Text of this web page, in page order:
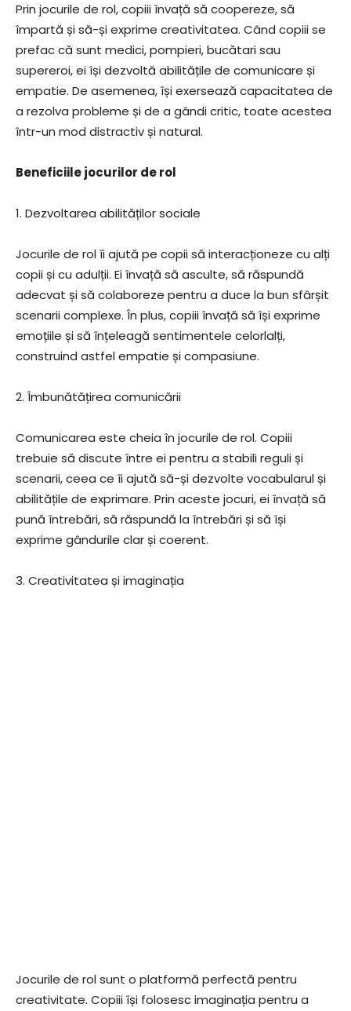
Prin jocurile de rol, copiii învață să coopereze, să
împartă și să-și exprime creativitatea. Când copiii se
prefac că sunt medici, pompieri, bucătari sau
supereroi, ei își dezvoltă abilitățile de comunicare și
empatie. De asemenea, își exersează capacitatea de
a rezolva probleme și de a gândi critic, toate acestea
într-un mod distractiv și natural.
Beneficiile jocurilor de rol
1. Dezvoltarea abilităților sociale
Jocurile de rol îi ajută pe copii să interacționeze cu alți
copii și cu adulții. Ei învață să asculte, să răspundă
adecvat și să colaboreze pentru a duce la bun sfârșit
scenarii complexe. În plus, copiii învață să își exprime
emoțiile și să înțeleagă sentimentele celorlalți,
construind astfel empatie și compasiune.
2. Îmbunătățirea comunicării
Comunicarea este cheia în jocurile de rol. Copiii
trebuie să discute între ei pentru a stabili reguli și
scenarii, ceea ce îi ajută să-și dezvolte vocabularul și
abilitățile de exprimare. Prin aceste jocuri, ei învață să
pună întrebări, să răspundă la întrebări și să își
exprime gândurile clar și coerent.
3. Creativitatea și imaginația
Jocurile de rol sunt o platformă perfectă pentru
creativitate. Copiii își folosesc imaginația pentru a